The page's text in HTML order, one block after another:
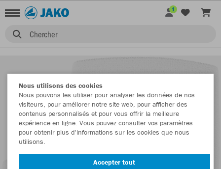
Chercher
1
Nous utilisons des cookies
Nous pouvons les utiliser pour analyser les données de nos
visiteurs, pour améliorer notre site web, pour afficher des
contenus personnalisés et pour vous offrir la meilleure
expérience en ligne. Vous pouvez consulter vos paramètres
pour obtenir plus d'informations sur les cookies que nous
utilisons.
Accepter tout